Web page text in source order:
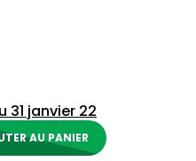
31 janvier 22
AU PANIER